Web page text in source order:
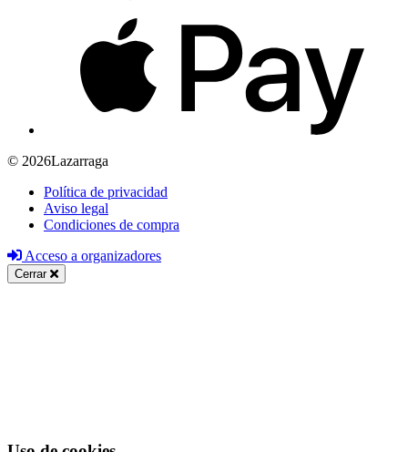
© 2026Lazarraga
Política de privacidad
Aviso legal
Condiciones de compra
Acceso a organizadores
Cerrar